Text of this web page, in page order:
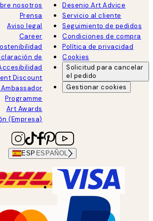
nosotros
Prensa
Aviso legal
Career
de
Discount
Programme
Art Awards
(Empresa)
Desenio Art Advice
Servicio al cliente
Seguimiento de pedidos
Condiciones de compra
Política de privacidad
Cookies
Solicitud para cancelar
el pedido
Gestionar cookies
ESP ESPAÑOL